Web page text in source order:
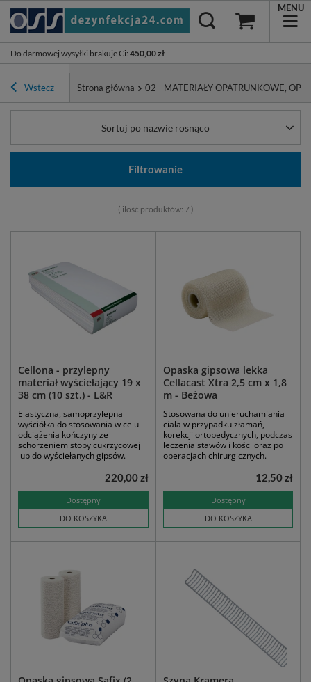
Do darmowej wysyłki brakuje Ci: 450,00 zł
MENU
Wstecz Strona główna 02 - MATERIAŁY OPATRUNKOWE,
Sortuj po nazwie rosnąco
Filtrowanie
( ilość produktów: 7)
Cellona - przylepny
materiał wyściełający 19 x
38 cm (10 szt.) - L&R
Elastyczna, samoprzylepna
wyściółka do stosowania w celu
odciążenia kończyny ze
schorzeniem stopy cukrzycowej
lub do wyściełanych gipsów.
Dostępny
DO KOSZYKA
220,00 zł
Opaska gipsowa lekka
Cellacast Xtra 2,5 cm x 1,8
m - Beżowa
Stosowana do unieruchamiania
ciała w przypadku złamań,
korekcji ortopedycznych, podczas
leczenia stawów i kości oraz po
operacjach chirurgicznych.
Dostępny
DO KOSZYKA
12,50 zł